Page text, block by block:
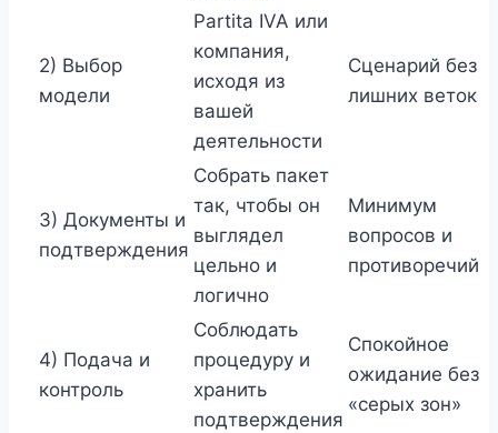
2) Выбор
модели
Partita IVA или
компания,
исходя из
вашей
деятельности
Сценарий без
лишних веток
3) Документы и
подтверждения
Собрать пакет
так, чтобы он
выглядел
цельно и
логично
Минимум
вопросов и
противоречий
4) Подача и
контроль
Соблюдать
процедуру и
хранить
подтверждения
Спокойное
ожидание без
«серых зон»